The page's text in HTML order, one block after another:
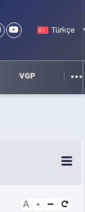
Türkçe
VGP
A